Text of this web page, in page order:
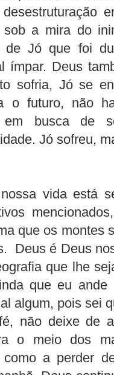
a mira do
de Jó que foi
ímpar. Deus
sofria, Jó se
o futuro, não
busca de
Jó sofreu,
vida está
que os montes
Deus é Deus
que lhe
que eu ande
algum, pois sei
não deixe de
o meio dos
como a perder